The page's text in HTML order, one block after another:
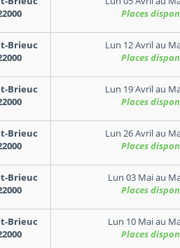
Places
Brieuc
Lun 12 Avrilau
Places
Brieuc
Lun 19 Avrilau
Places
Brieuc
Lun 26 Avrilau
Places
Brieuc
Lun 03 Maiau
Places
Brieuc
Lun 10 Maiau
Places